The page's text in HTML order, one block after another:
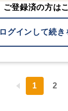
ご登録済の方は
ログインして続き
1 2